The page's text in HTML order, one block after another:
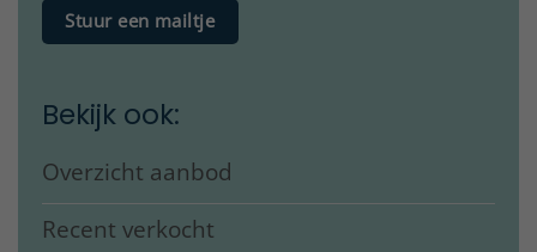
Stuur een mailtje
Bekijk ook:
Overzicht aanbod
Recent verkocht